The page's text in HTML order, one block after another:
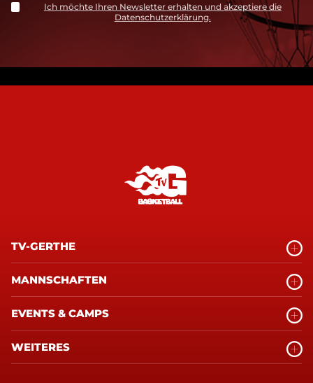
Ich möchte Ihren Newsletter erhalten und akzeptiere die
Datenschutzerklärung.
TV-GERTHE
MANNSCHAFTEN
EVENTS & CAMPS
WEITERES